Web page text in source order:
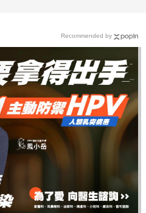
Recommended by